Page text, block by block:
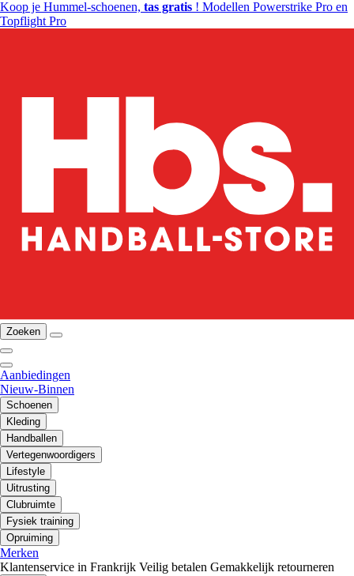
Koop je Hummel-schoenen, tas gratis ! Modellen Powerstrike Pro en
Topflight Pro
Zoeken
Aanbiedingen
Nieuw-Binnen
Schoenen
Kleding
Handballen
Vertegenwoordigers
Lifestyle
Uitrusting
Clubruimte
Fysiek training
Opruiming
Merken
Klantenservice in Frankrijk Veilig betalen Gemakkelijk retourneren